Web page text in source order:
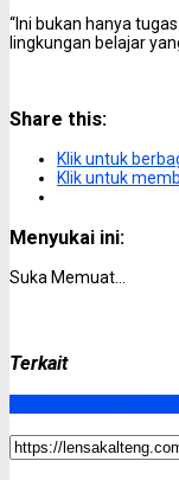
“Ini bukan hanya
lingkungan belajar
Share this:
Klik untuk
Klik untuk
Menyukai ini:
Suka Memuat...
Terkait